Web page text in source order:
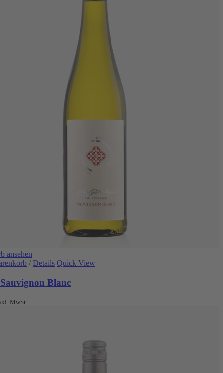
ansehen
/ Details Quick View
Blanc
MwSt.